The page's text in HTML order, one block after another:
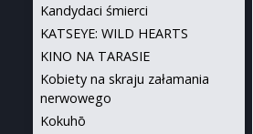
Kandydaci śmierci
KATSEYE: WILD HEARTS
KINO NA TARASIE
Kobiety na skraju załamania
nerwowego
Kokuhō